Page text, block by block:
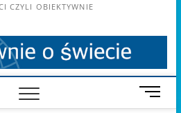
CZYLI OBIEKTYWNIE
M
e